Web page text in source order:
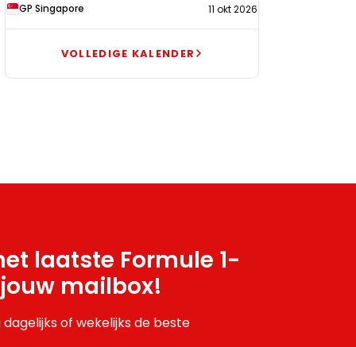
GP Singapore 11 okt 2026
VOLLEDIGE KALENDER
laatste Formule 1-
mailbox!
of wekelijks de beste